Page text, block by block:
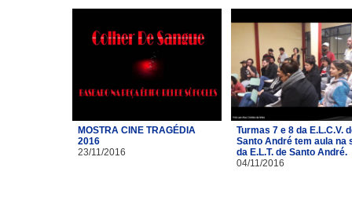
MOSTRA CINE TRAGÉDIA
2016
23/11/2016
Turmas 7 e 8 da E.L.C.V.
Santo André tem aula na
da E.L.T. de Santo André.
04/11/2016